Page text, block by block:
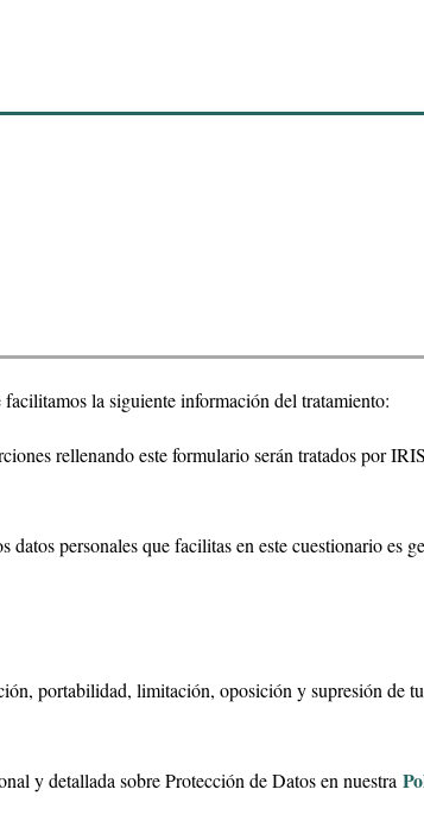
la siguiente información del tratamiento:
rellenando este formulario serán tratados por
personales que facilitas en este cuestionario es
portabilidad, limitación, oposición y supresión de
y detallada sobre Protección de Datos en nuestra